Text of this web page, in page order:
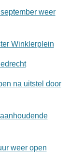
weer
Winklerplein
na uitstel door
weer open